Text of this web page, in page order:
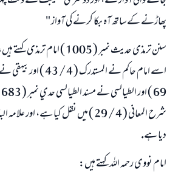
پھاڑنے كےساتھ آہ بكا كرنے كى آواز "
سنن ترمذى حديث نمبر ( 1005 )
شرح المعانى ( 4 / 29 ) ميں نقل كيا ہے،
ديا ہے.
امام نووى رحمہ اللہ كہتے ہيں: